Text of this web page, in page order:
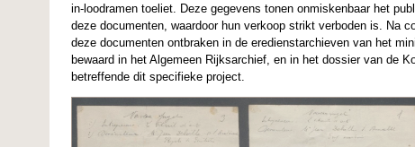
in-loodramen toeliet. Deze gegevens tonen onmiskenbaar het
deze documenten, waardoor hun verkoop strikt verboden is. Na
deze documenten ontbraken in de eredienstarchieven van het
bewaard in het Algemeen Rijksarchief, en in het dossier van de
betreffende dit specifieke project.